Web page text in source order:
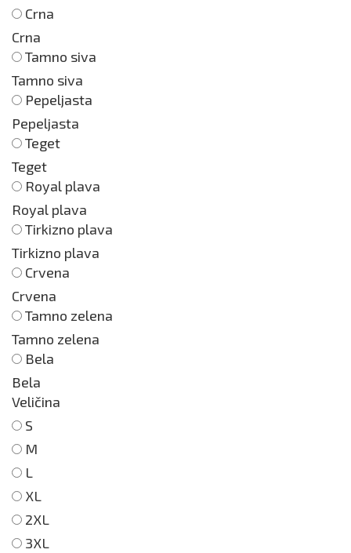
Crna
Crna
Tamno siva
Tamno siva
Pepeljasta
Pepeljasta
Teget
Teget
Royal plava
Royal plava
Tirkizno plava
Tirkizno plava
Crvena
Crvena
Tamno zelena
Tamno zelena
Bela
Bela
Veličina
S
M
L
XL
2XL
3XL